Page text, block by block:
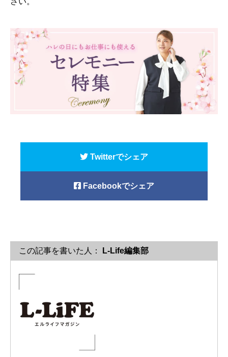
Twitterでシェア
Facebookでシェア
この記事を書いた人： L-Life編集部